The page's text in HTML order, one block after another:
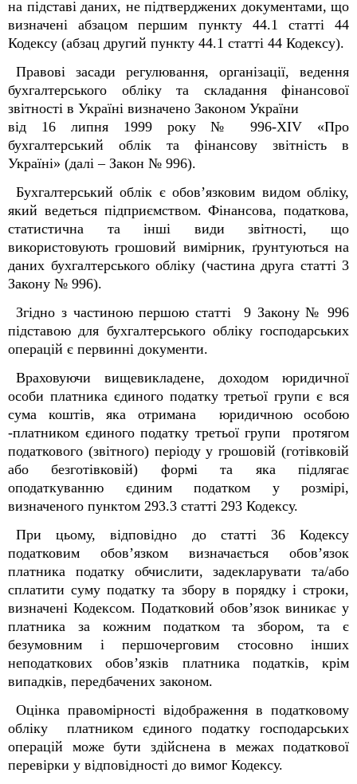
на підставі даних, не підтверджених документами, що
визначені абзацом першим пункту 44.1 статті 44
Кодексу (абзац другий пункту 44.1 статті 44 Кодексу).
Правові засади регулювання, організації, ведення
бухгалтерського обліку та складання фінансової
звітності в Україні визначено Законом України
від 16 липня 1999 року № 996-XIV «Про
бухгалтерський облік та фінансову звітність в
Україні» (далі – Закон № 996).
Бухгалтерський облік є обов’язковим видом обліку,
який ведеться підприємством. Фінансова, податкова,
статистична та інші види звітності, що
використовують грошовий вимірник, ґрунтуються на
даних бухгалтерського обліку (частина друга статті 3
Закону № 996).
Згідно з частиною першою статті 9 Закону № 996
підставоюдля бухгалтерського обліку господарських
операцій є первинні документи.
Враховуючи вищевикладене, доходом юридичної
особи платника єдиного податку третьої групи є вся
сума коштів, яка отримана юридичною особою
-платником єдиного податку третьої групи протягом
податкового (звітного) періоду у грошовій (готівковій
або безготівковій) формі та яка підлягає
оподаткуванню єдиним податком у розмірі,
визначеного пунктом 293.3 статті 293 Кодексу.
При цьому,відповідно до статті 36 Кодексу
податковим обов’язком визначається обов’язок
платника податку обчислити, задекларувати та/або
сплатити суму податку та збору в порядку і строки,
визначені Кодексом. Податковий обов’язок виникає у
платника за кожним податком та збором, та є
безумовним і першочерговим стосовно інших
неподаткових обов’язків платника податків, крім
випадків, передбачених законом.
Оцінка правомірності відображення в податковому
обліку платником єдиного податку господарських
операцій може бути здійснена в межах податкової
перевірки у відповідності до вимог Кодексу.